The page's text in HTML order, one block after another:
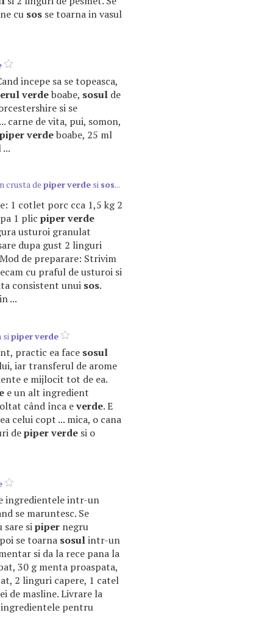
cu sos se toarna in vasul
incepe sa se topeasca,
verdeboabe, sosul de
si se
carne de vita, pui, somon,
piperverdeboabe, 25 ml
crusta de piperverde si sos...
1 cotlet porc cca 1,5 kg 2
1 plic piperverde
usturoi granulat
dupa gust 2 linguri
de preparare: Strivim
cu praful de usturoi si
consistent unui sos.
...
sipiperverde
practic ea face sosul
iar transferul de arome
e mijlocit tot de ea.
e un alt ingredient
când înca everde. E
celui copt ... mica, o cana
depiperverde si o
ingredientele intr-un
se maruntesc. Se
sare sipiper negru
se toarna sosulintr-un
si da la rece pana la
30 g menta proaspata,
2 linguri capere, 1 catel
de masline. Livrare la
pentru